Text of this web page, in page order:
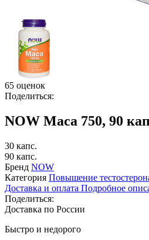
65 оценок
Поделиться:
NOW Maca 750, 90
30 капс.
90 капс.
Бренд NOW
Категория Повышение
Доставка и оплата Подробное
Поделиться:
Доставка по России
Быстро и недорого